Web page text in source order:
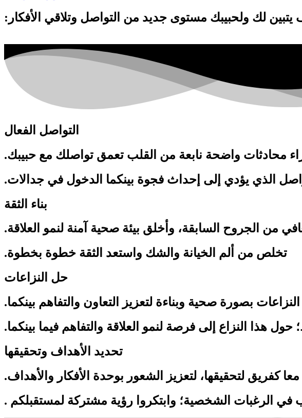
التواصل الفعال
محادثات واضحة نابعة من القلب تعمق تواصلك مع حبيبك.
الذي يؤدي إلى إحداث فجوة بينكما الدخول في جدالات.
بناء الثقة
من الجروح السابقة، وأخلق بيئة صحية آمنة لنمو العلاقة.
تخلص من ألم الخيانة والشك واستعد الثقة خطوة بخطوة.
حل النزاعات
بصورة صحية وبناءة لتعزيز التعاون والتفاهم بينكما.
هذا النزاع إلى فرصة لنمو العلاقة والتفاهم فيما بينكما.
تحديد الأهداف وتحقيقها
كفريق لتحقيقها، لتعزيز الشعور بوحدة الأفكار والأهداف.
الرغبات الشخصية؛ وابتكروا رؤية مشتركة لمستقبلكم .